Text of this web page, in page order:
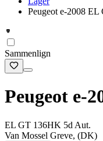
Peugeot e-2008
Sammenlign
Peugeot e-
EL GT 136HK 5d Aut.
Van Mossel Greve, (DK)